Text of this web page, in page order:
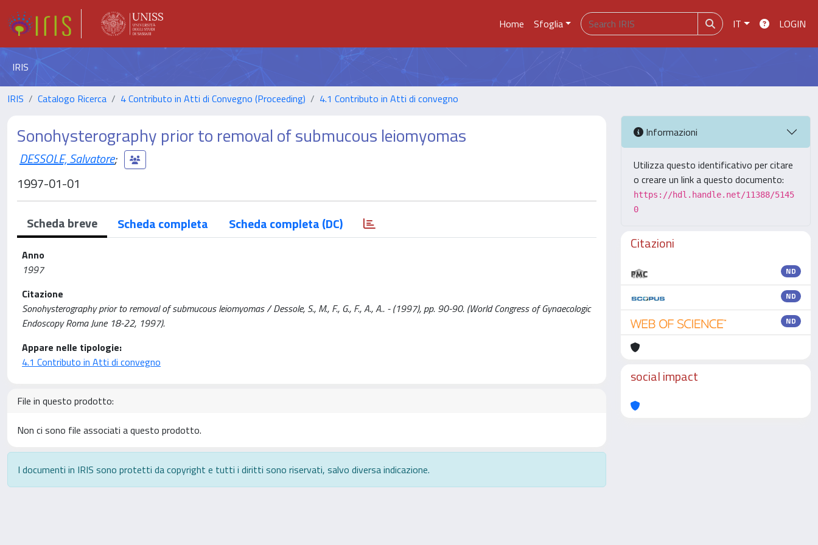
Home Sfoglia IT LOGIN
IRIS
IRIS Catalogo Ricerca 4 Contributo in Atti di Convegno (Proceeding) 4.1 Contributo in Atti di convegno
Sonohysterography prior to removal of submucous leiomyomas
DESSOLE, Salvatore;
1997-01-01
Scheda breve Scheda completa Scheda completa (DC)
Anno
1997
Citazione
Sonohysterography prior to removal of submucous leiomyomas / Dessole, S., M., F., G., F., A., A.. - (1997), pp. 90-90. (World Congress of Gynaecologic
Endoscopy Roma June 18-22, 1997).
Appare nelle tipologie:
4.1 Contributo in Atti di convegno
File in questo prodotto:
Non ci sono file associati a questo prodotto.
I documenti in IRIS sono protetti da copyright e tutti i diritti sono riservati, salvo diversa indicazione.
Informazioni
Utilizza questo identificativo per citare
o creare un link a questo documento:
https://hdl.handle.net/11388/5145
0
Citazioni
ND
ND
ND
social impact